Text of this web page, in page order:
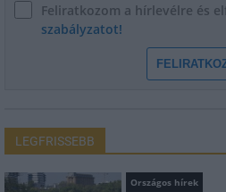
Feliratkozom a hírlevélre és
szabályzatot!
LEGFRISSEBB
Országos hírek